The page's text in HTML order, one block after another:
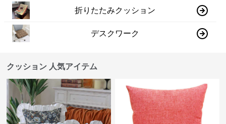
折りたたみクッション
デスクワーク
クッション 人気アイテム